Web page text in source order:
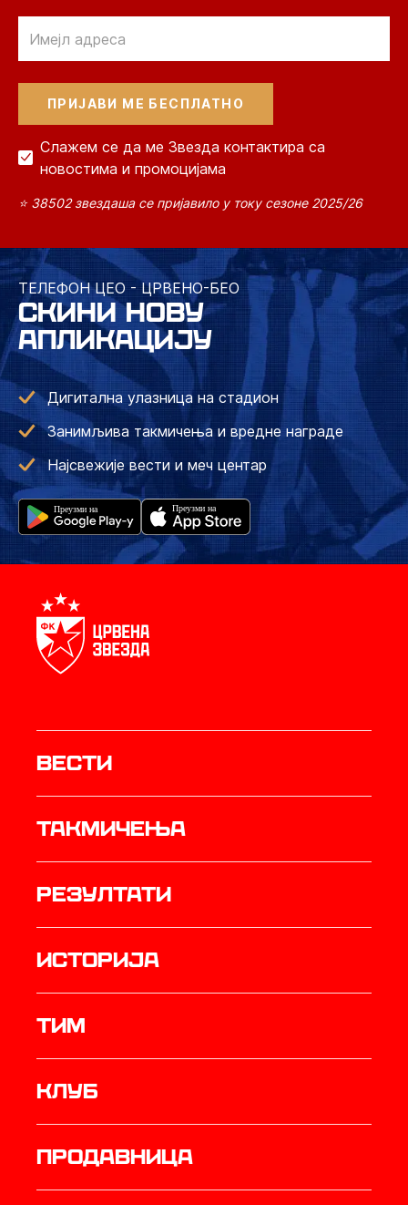
Слажем се да ме Звезда контактира са
новостима и промоцијама
⭐ 38502 звездаша се пријавило у току сезоне 2025/26
ТЕЛЕФОН ЦЕО - ЦРВЕНО-БЕО
СКИНИ НОВУ
АПЛИКАЦИЈУ
Дигитална улазница на стадион
Занимљива такмичења и вредне награде
Најсвежије вести и меч центар
Вести
Такмичења
резултати
историја
ТИМ
Клуб
продавница